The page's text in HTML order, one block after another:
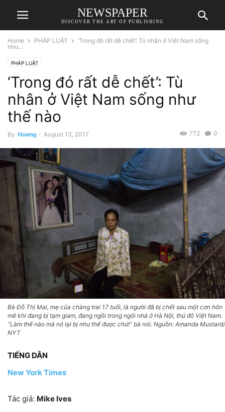
NEWSPAPER
DISCOVER THE ART OF PUBLISHING
Home PHÁP LUẬT
‘Trong đó rất dễ chết’: Tù nhân ở Việt Nam sống
như...
PHÁP LUẬT
‘Trong đó rất dễ chết’: Tù
nhân ở Việt Nam sống như
thế nào
By Hoang - August 13, 2017 0
772
Bà Đỗ Thị Mai, mẹ của chàng trai 17 tuổi, là người đã bị chết sau một cơn hôn
mê khi đang bị tạm giam, đang ngồi trong ngôi nhà ở Hà Nội, thủ đô Việt Nam.
“Làm thế nào mà nó lại bị như thế được chứ!” bà nói. Nguồn: Amanda Mustard/
NYT
TIẾNG DÂN
New York Times
Tác giả: Mike Ives